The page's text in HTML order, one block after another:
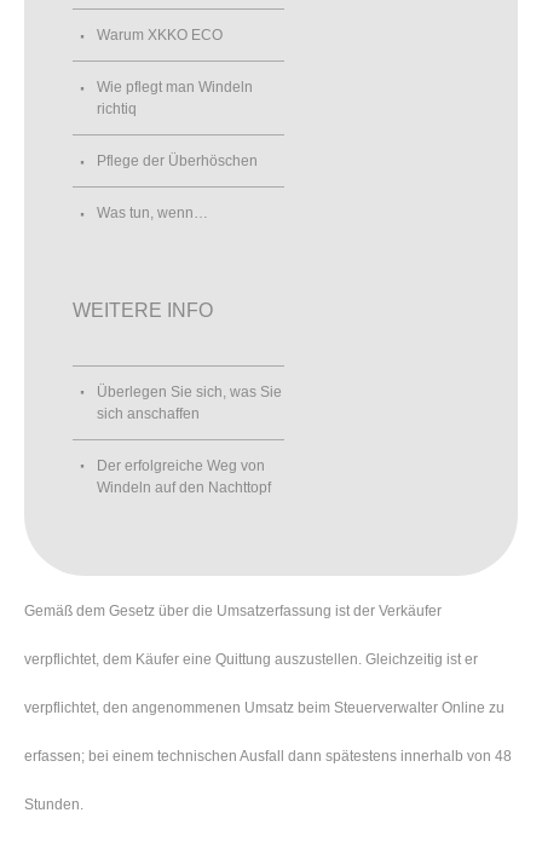
Warum XKKO ECO
Wie pflegt man Windeln
richtiq
Pflege der Überhöschen
Was tun, wenn…
WEITERE INFO
Überlegen Sie sich, was Sie
sich anschaffen
Der erfolgreiche Weg von
Windeln auf den Nachttopf
Gemäß dem Gesetz über die Umsatzerfassung ist der Verkäufer
verpflichtet, dem Käufer eine Quittung auszustellen. Gleichzeitig ist er
verpflichtet, den angenommenen Umsatz beim Steuerverwalter Online zu
erfassen; bei einem technischen Ausfall dann spätestens innerhalb von 48
Stunden.